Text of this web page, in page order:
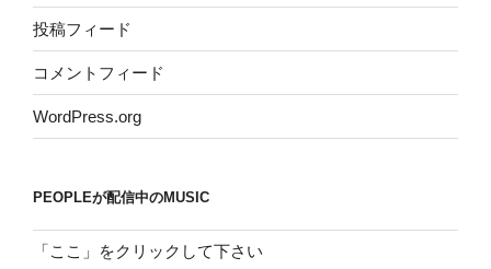
投稿フィード
コメントフィード
WordPress.org
PEOPLEが配信中のMUSIC
「ここ」をクリックして下さい